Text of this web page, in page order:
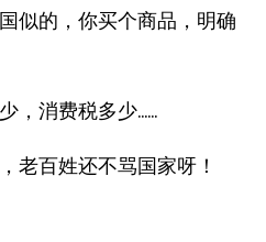
似的，你买个商品，明确
，消费税多少……
老百姓还不骂国家呀！